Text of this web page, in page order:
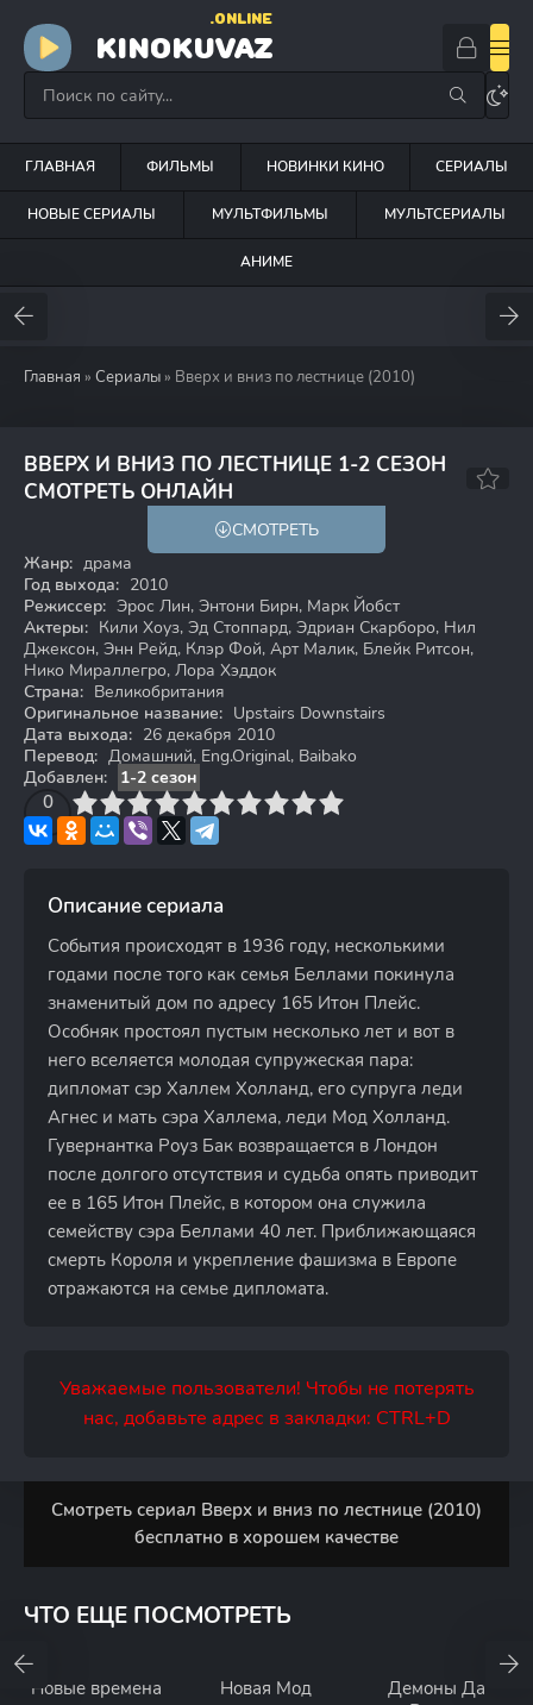
KINOKUVAZ
.ONLINE
ГЛАВНАЯ ФИЛЬМЫ НОВИНКИ КИНО СЕРИАЛЫ
НОВЫЕ СЕРИАЛЫ МУЛЬТФИЛЬМЫ МУЛЬТСЕРИАЛЫ
АНИМЕ
Главная » Сериалы » Вверх и вниз по лестнице (2010)
ВВЕРХ И ВНИЗ ПО ЛЕСТНИЦЕ 1-2 СЕЗОН
СМОТРЕТЬ ОНЛАЙН
7.3
СМОТРЕТЬ
Жанр: драма
Год выхода: 2010
Режиссер: Эрос Лин, Энтони Бирн, Марк Йобст
Актеры: Кили Хоуз, Эд Стоппард, Эдриан Скарборо, Нил
Джексон, Энн Рейд, Клэр Фой, Арт Малик, Блейк Ритсон,
Нико Мираллегро, Лора Хэддок
Страна: Великобритания
Оригинальное название: Upstairs Downstairs
Дата выхода: 26 декабря 2010
Перевод: Домашний, Eng.Original, Baibako
Добавлен:
1-2 сезон
0
4 6 7 8 9 10
Описание сериала
События происходят в 1936 году, несколькими
годами после того как семья Беллами покинула
знаменитый дом по адресу 165 Итон Плейс.
Особняк простоял пустым несколько лет и вот в
него вселяется молодая супружеская пара:
дипломат сэр Халлем Холланд, его супруга леди
Агнес и мать сэра Халлема, леди Мод Холланд.
Гувернантка Роуз Бак возвращается в Лондон
после долгого отсутствия и судьба опять приводит
ее в 165 Итон Плейс, в котором она служила
семейству сэра Беллами 40 лет. Приближающаяся
смерть Короля и укрепление фашизма в Европе
отражаются на семье дипломата.
Уважаемые пользователи! Чтобы не потерять
нас, добавьте адрес в закладки: CTRL+D
Смотреть сериал Вверх и вниз по лестнице (2010)
бесплатно в хорошем качестве
ЧТО ЕЩЕ ПОСМОТРЕТЬ
Новые времена Новая Мод
Демоны Да